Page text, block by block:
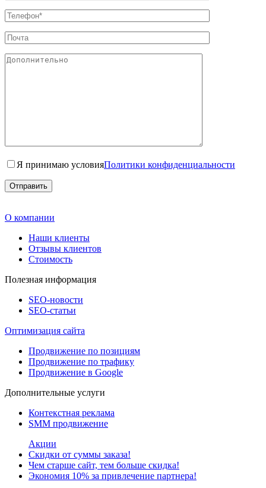
Я принимаю условияПолитики конфиденциальности
О компании
Наши клиенты
Отзывы клиентов
Стоимость
Полезная информация
SEO-новости
SEO-cтатьи
Оптимизация сайта
Продвижение по позициям
Продвижение по трафику
Продвижение в Google
Дополнительные услуги
Контекстная реклама
SMM продвижение
Акции
Скидки от суммы заказа!
Чем старше сайт, тем больше скидка!
Экономия 10% за привлечение партнера!